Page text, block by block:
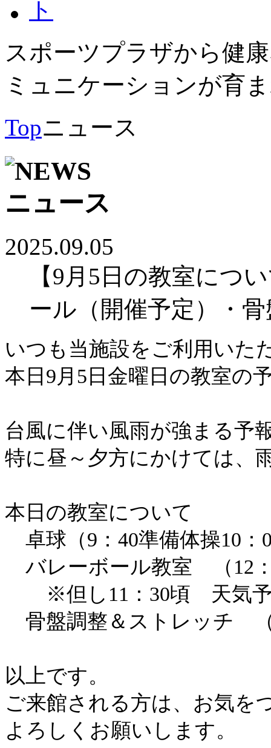
スポーツプラザから健
ミュニケーションが育
Topニュース
2025.09.05
【9月5日の教室につ
ール（開催予定）・
いつも当施設をご利用いた
本日9月5日金曜日の教室の
台風に伴い風雨が強まる予
特に昼～夕方にかけては、
本日の教室について
卓球（9：40準備体操10
バレーボール教室 （12
※但し11：30頃 天気予
骨盤調整＆ストレッチ
以上です。
ご来館される方は、お気を
よろしくお願いします。